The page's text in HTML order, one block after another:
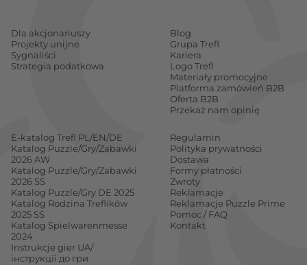
Dla akcjonariuszy
Projekty unijne
Sygnaliści
Strategia podatkowa
Blog
Grupa Trefl
Kariera
Logo Trefl
Materiały promocyjne
Platforma zamówień B2B
Oferta B2B
Przekaż nam opinię
E-katalog Trefl PL/EN/DE
Katalog Puzzle/Gry/Zabawki
2026 AW
Katalog Puzzle/Gry/Zabawki
2026 SS
Katalog Puzzle/Gry DE 2025
Katalog Rodzina Treflików
2025 SS
Katalog Spielwarenmesse
2024
Instrukcje gier UA/
інструкції до гри
Regulamin
Polityka prywatności
Dostawa
Formy płatności
Zwroty
Reklamacje
Reklamacje Puzzle Prime
Pomoc / FAQ
Kontakt